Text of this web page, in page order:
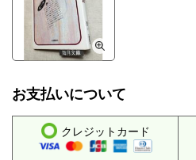
お支払いについて
クレジットカード